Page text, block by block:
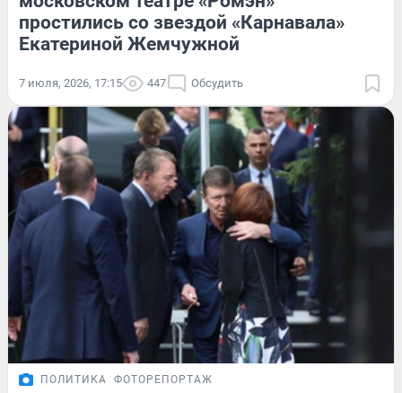
простились со звездой «Карнавала»
Екатериной Жемчужной
7 июля, 2026, 17:15 447 Обсудить
ПОЛИТИКА ФОТОРЕПОРТАЖ